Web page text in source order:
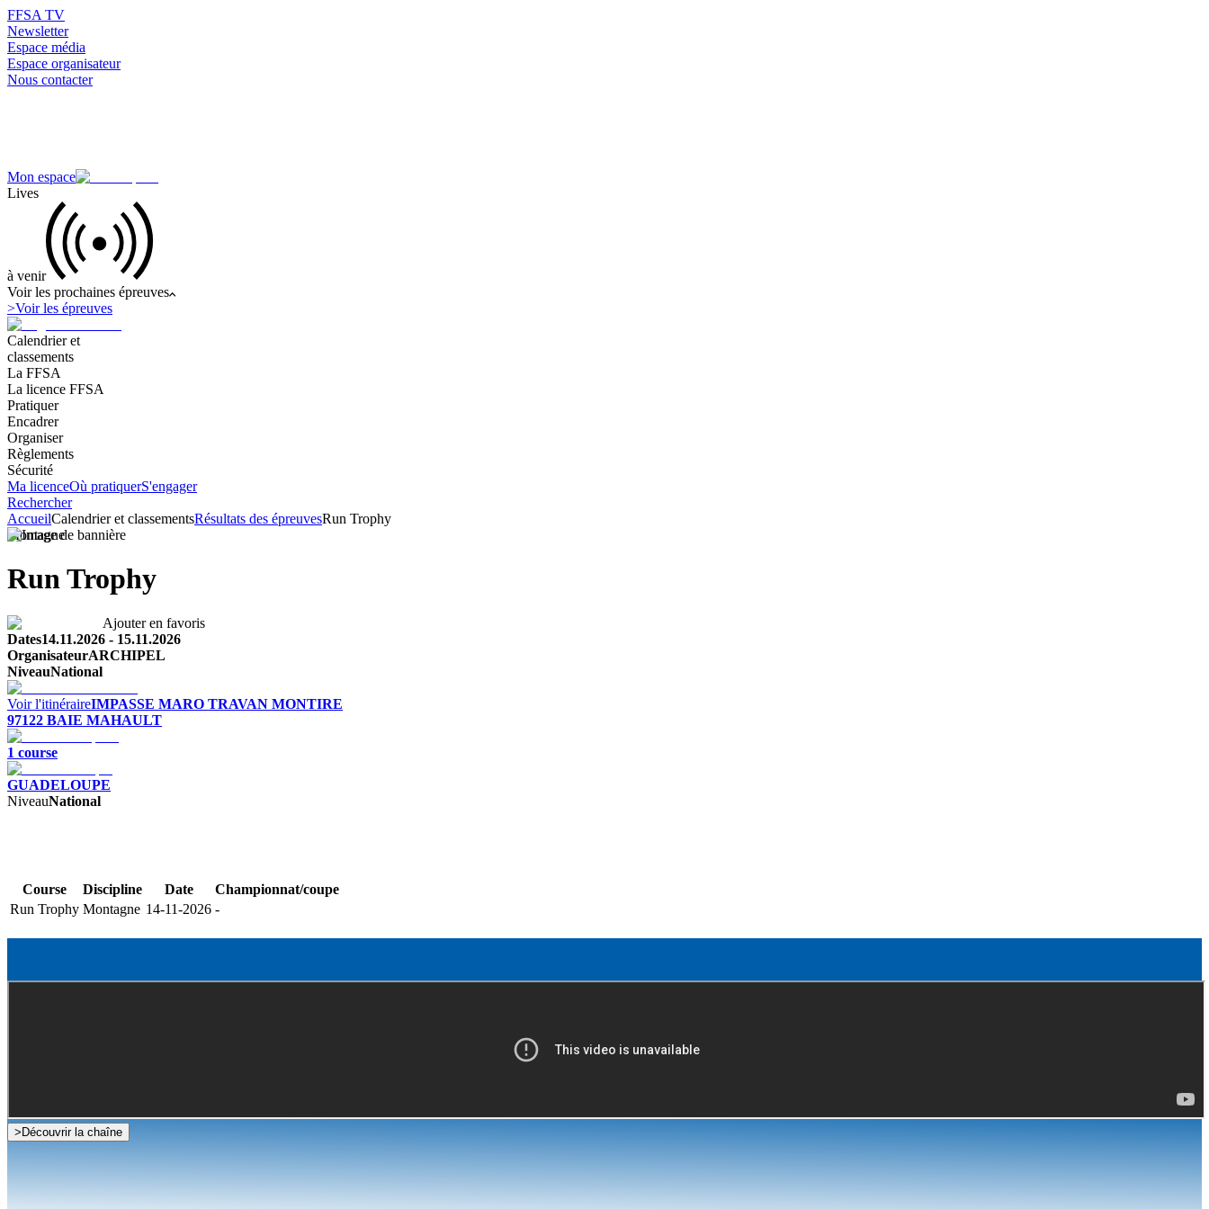
FFSA TV
Newsletter
Espace média
Espace organisateur
Nous contacter
Mon espace
Lives
à venir
Voir les prochaines épreuves
>Voir les épreuves
Calendrier et
classements
La FFSA
La licence FFSA
Pratiquer
Encadrer
Organiser
Règlements
Sécurité
Ma licenceOù pratiquerS'engager
Rechercher
AccueilCalendrier et classementsRésultats des épreuvesRun Trophy
Montagne
Run Trophy
Ajouter en favoris
Dates14.11.2026 - 15.11.2026
OrganisateurARCHIPEL
NiveauNational
Voir l'itinéraireIMPASSE MARO TRAVAN MONTIRE
97122 BAIE MAHAULT
1 course
GUADELOUPE
NiveauNational
Course Discipline Date
Championnat/coupe
Run Trophy Montagne 14-11-2026 -
> Découvrir la chaîne